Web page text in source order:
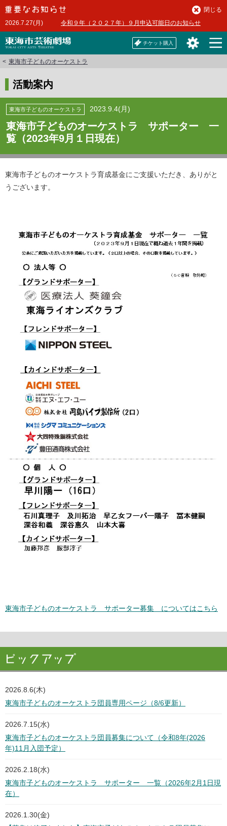
本
文
へ2026.7.27(月) 令和９年（２０２７年）９月申込可能日のお知らせ
閉じる
チケット購入
東海市子どものオーケストラ
活動案内
東海市子どものオーケストラ 2023.9.4(月)
東海市子どものオーケストラ サポーター 一
覧（2023年9月１日現在）
東海市子どものオーケストラ育成基金にご支援いただき、ありがと
うございます。
東海市子どものオーケストラ サポーター募集 についてはこちら
2026.8.6(木)
東海市子どものオーケストラ団員専用ページ（8/6更新）
2026.7.15(水)
東海市子どものオーケストラ団員募集について（令和8年(2026
年)11月入団予定）
2026.2.18(水)
東海市子どものオーケストラ サポーター 一覧（2026年2月1日現
在）
2026.1.30(金)